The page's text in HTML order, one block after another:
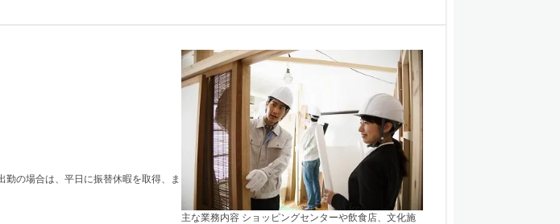
主な業務内容 ショッピングセンターや飲食店、文化施